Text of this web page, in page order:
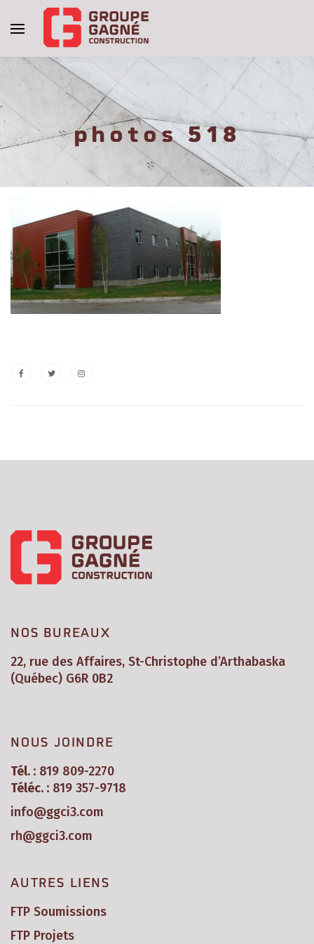
photos 518
NOS BUREAUX
22, rue des Affaires, St-Christophe d’Arthabaska
(Québec) G6R 0B2
NOUS JOINDRE
Tél. : 819 809-2270
Téléc. : 819 357-9718
info@ggci3.com
rh@ggci3.com
AUTRES LIENS
FTP Soumissions
FTP Projets